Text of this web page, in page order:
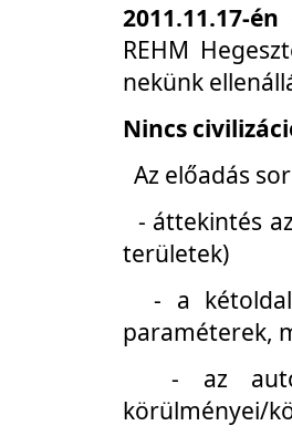
2011.11.17-
REHM
nekünk
Nincs
Az előadás
- áttekintés
területek)
- a kétoldali
paraméterek,
- az
körülményei/